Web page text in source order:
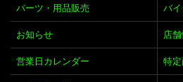
パーツ・用品販売 バ
お知らせ 店
営業日カレンダー 特